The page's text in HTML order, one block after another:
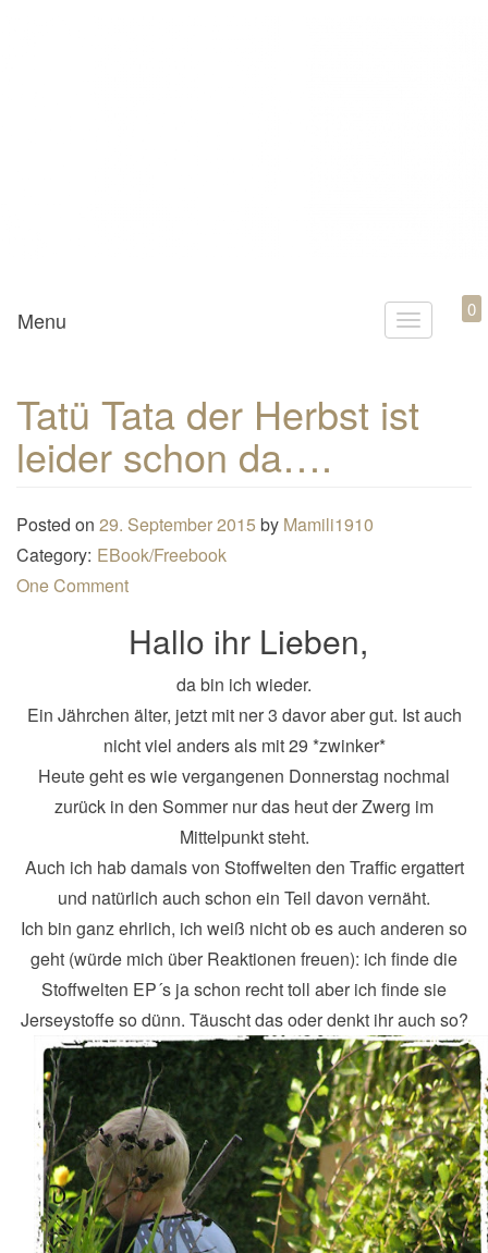
Mamili1910
T
g
i
n
Menu 0
Tatü Tata der Herbst ist
leider schon da….
Posted on 29. September 2015 by Mamili1910
Category: EBook/Freebook
One Comment
Hallo ihr Lieben,
da bin ich wieder.
Ein Jährchen älter, jetzt mit ner 3 davor aber gut. Ist auch
nicht viel anders als mit 29 *zwinker*
Heute geht es wie vergangenen Donnerstag nochmal
zurück in den Sommer nur das heut der Zwerg im
Mittelpunkt steht.
Auch ich hab damals von Stoffwelten den Traffic ergattert
und natürlich auch schon ein Teil davon vernäht.
Ich bin ganz ehrlich, ich weiß nicht ob es auch anderen so
geht (würde mich über Reaktionen freuen): ich finde die
Stoffwelten EP´s ja schon recht toll aber ich finde sie
Jerseystoffe so dünn. Täuscht das oder denkt ihr auch so?